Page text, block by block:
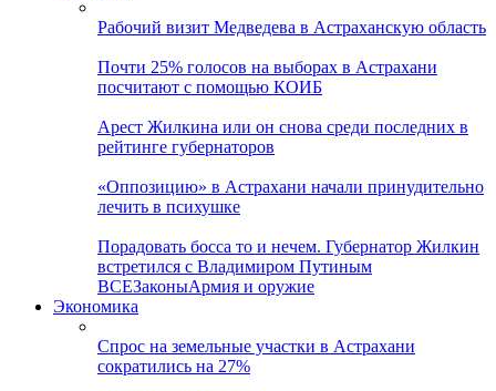
Рабочий визит Медведева в Астраханскую область
Почти 25% голосов на выборах в Астрахани
посчитают с помощью КОИБ
Арест Жилкина или он снова среди последних в
рейтинге губернаторов
«Оппозицию» в Астрахани начали принудительно
лечить в психушке
Порадовать босса то и нечем. Губернатор Жилкин
встретился с Владимиром Путиным
ВСЕЗаконыАрмия и оружие
Экономика
Спрос на земельные участки в Астрахани
сократились на 27%